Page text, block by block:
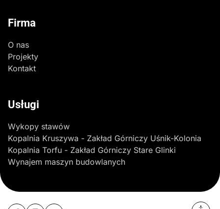
Firma
O nas
Projekty
Kontakt
Usługi
Wykopy stawów
Kopalnia Kruszywa - Zakład Górniczy Uśnik-Kolonia
Kopalnia Torfu - Zakład Górniczy Stare Glinki
Wynajem maszyn budowlanych